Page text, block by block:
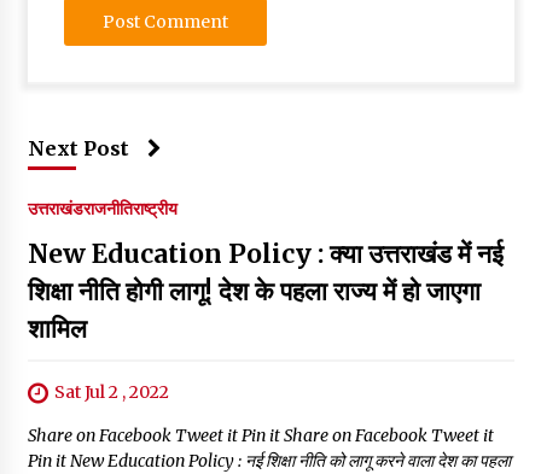
Next Post
उत्तराखंडराजनीतिराष्ट्रीय
New Education Policy : क्या उत्तराखंड में नई
शिक्षा नीति होगी लागू! देश के पहला राज्य में हो जाएगा
शामिल
Sat Jul 2 , 2022
Share on Facebook Tweet it Pin it Share on Facebook Tweet it
Pin it New Education Policy : नई शिक्षा नीति को लागू करने वाला देश का पहला